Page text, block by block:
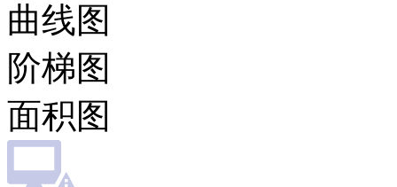
曲线图
阶梯图
面积图